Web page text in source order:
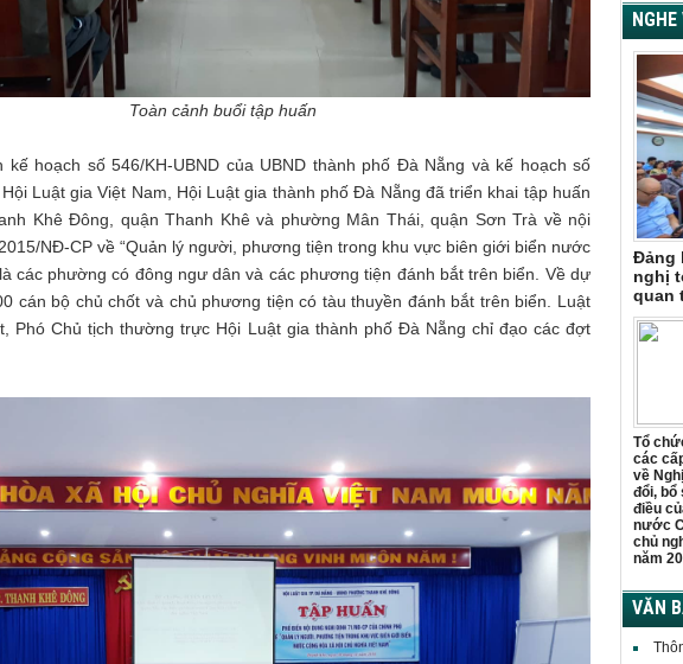
Toàn cảnh buổi tập huấn
kế hoạch số 546/KH-UBND của UBND thành phố Đà Nẵng và kế hoạch số
Luật gia Việt Nam, Hội Luật gia thành phố Đà Nẵng đã triển khai tập huấn
Khê Đông, quận Thanh Khê và phường Mân Thái, quận Sơn Trà về nội
NĐ-CP về “Quản lý người, phương tiện trong khu vực biên giới biển nước
các phường có đông ngư dân và các phương tiện đánh bắt trên biển. Về dự
cán bộ chủ chốt và chủ phương tiện có tàu thuyền đánh bắt trên biển. Luật
Phó Chủ tịch thường trực Hội Luật gia thành phố Đà Nẵng chỉ đạo các đợt
Đảng
nghị
quan
Tổ
các
về
đổi, bổ
điều
nước
chủ
năm
VĂN